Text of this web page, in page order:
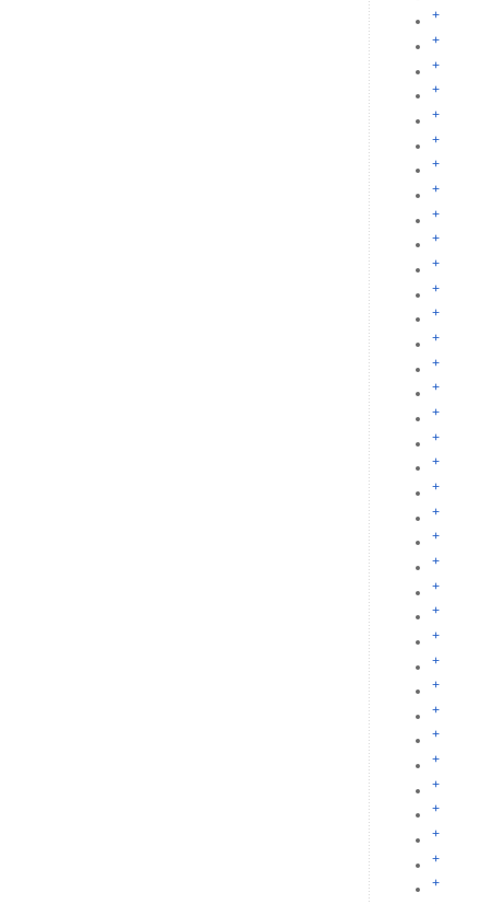
+
+
+
+
+
+
+
+
+
+
+
+
+
+
+
+
+
+
+
+
+
+
+
+
+
+
+
+
+
+
+
+
+
+
+
+